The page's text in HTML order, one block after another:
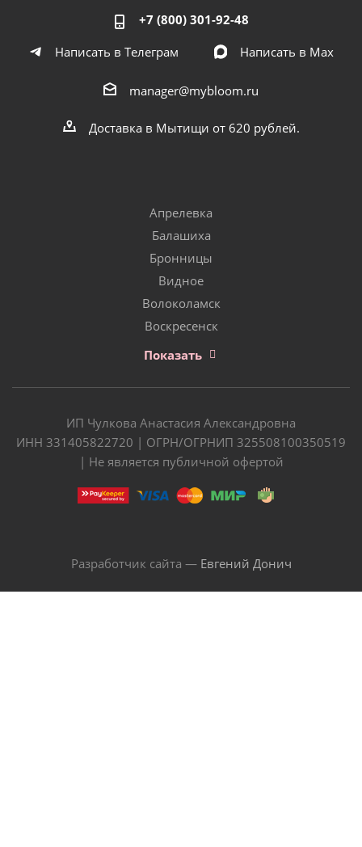
+7 (800) 301-92-48
Написать в Телеграм
Написать в Мах
manager@mybloom.ru
Доставка в Мытищи от 620 рублей.
Апрелевка
Балашиха
Бронницы
Видное
Волоколамск
Воскресенск
Показать
ИП Чулкова Анастасия Александровна
ИНН 331405822720 | ОГРН/ОГРНИП 325508100350519
| Не является публичной офертой
Разработчик сайта — Евгений Донич